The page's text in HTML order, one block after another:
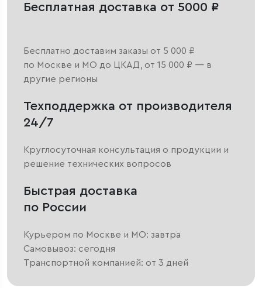
Бесплатная доставка от 5000 ₽
Бесплатно доставим заказы от 5 000 ₽
по Москве и МО до ЦКАД, от 15 000 ₽ — в
другие регионы
Техподдержка от производителя
24/7
Круглосуточная консультация о продукции и
решение технических вопросов
Быстрая доставка
по России
Курьером по Москве и МО: завтра
Самовывоз: сегодня
Транспортной компанией: от 3 дней